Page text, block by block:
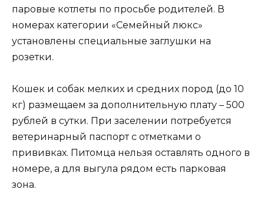
паровые котлеты по просьбе родителей. В
номерах категории «Семейный люкс»
установлены специальные заглушки на
розетки.
Кошек и собак мелких и средних пород (до 10
кг) размещаем за дополнительную плату – 500
рублей в сутки. При заселении потребуется
ветеринарный паспорт с отметками о
прививках. Питомца нельзя оставлять одного в
номере, а для выгула рядом есть парковая
зона.